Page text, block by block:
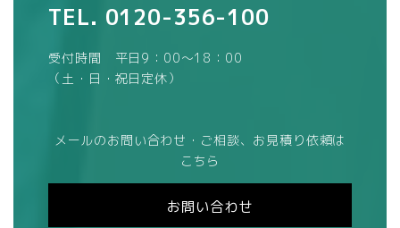
TEL. 0120-356-100
受付時間 平日9：00～18：00
（土・日・祝日定休）
メールのお問い合わせ・ご相談、お見積り依頼は
こちら
お問い合わせ